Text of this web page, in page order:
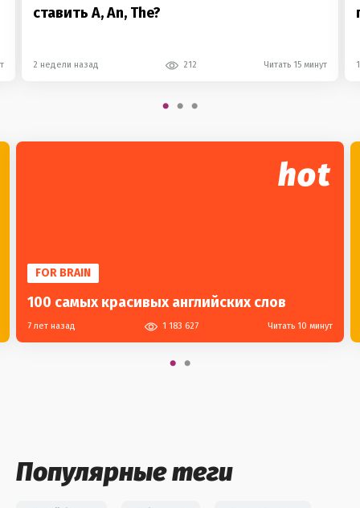
ставить A, An, The?
2 недели назад 212 Читать 15 минут
hot
FOR BRAIN
100 самых красивых английских слов
7 лет назад 1 183 627 Читать 10 минут
Популярные теги